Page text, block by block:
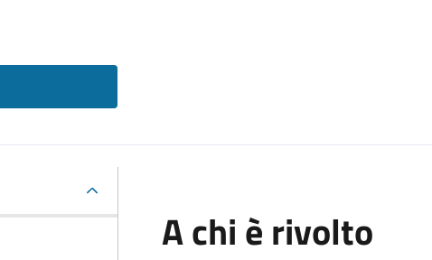
A chi è rivolto